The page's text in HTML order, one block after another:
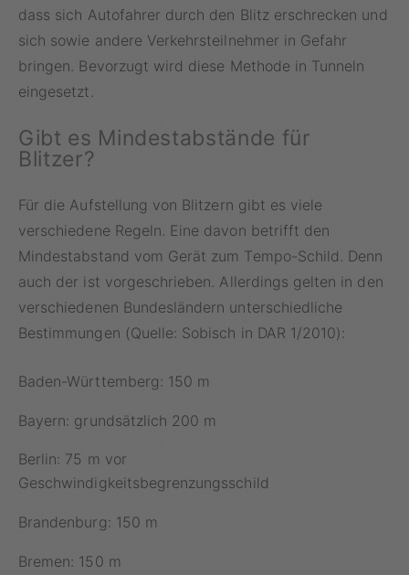
dass sich Autofahrer durch den Blitz erschrecken und
sich sowie andere Verkehrsteilnehmer in Gefahr
bringen. Bevorzugt wird diese Methode in Tunneln
eingesetzt.
Gibt es Mindestabstände für
Blitzer?
Für die Aufstellung von Blitzern gibt es viele
verschiedene Regeln. Eine davon betrifft den
Mindestabstand vom Gerät zum Tempo-Schild. Denn
auch der ist vorgeschrieben. Allerdings gelten in den
verschiedenen Bundesländern unterschiedliche
Bestimmungen (Quelle: Sobisch in DAR 1/2010):
Baden-Württemberg: 150 m
Bayern: grundsätzlich 200 m
Berlin: 75 m vor
Geschwindigkeitsbegrenzungsschild
Brandenburg: 150 m
Bremen: 150 m